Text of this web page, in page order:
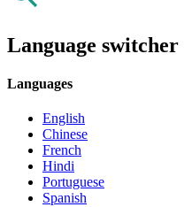
Language switcher
Languages
English
Chinese
French
Hindi
Portuguese
Spanish